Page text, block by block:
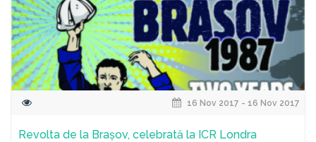
16 Nov 2017 - 16 Nov 2017
Revolta de la Brașov, celebrată la ICR Londra